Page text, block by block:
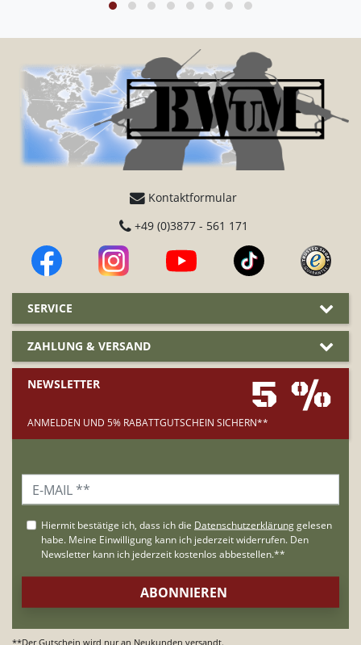
Kontaktformular
+49 (0)3877 - 561 171
SERVICE
ZAHLUNG & VERSAND
NEWSLETTER 5 %
ANMELDEN UND 5% RABATTGUTSCHEIN SICHERN**
**Der Gutschein wird nur an Neukunden versandt.